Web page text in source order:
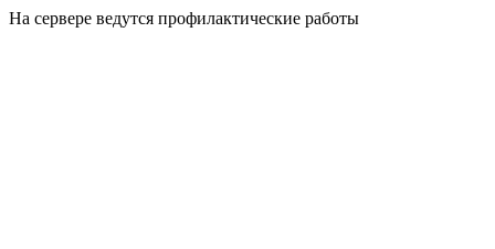
На сервере ведутся профилактические работы